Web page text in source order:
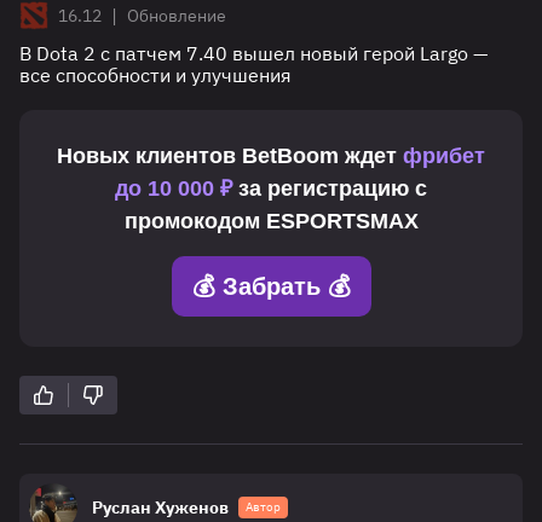
16.12 | Обновление
В Dota 2 с патчем 7.40 вышел новый герой Largo —
все способности и улучшения
Новых клиентов BetBoom ждет фрибет
до 10 000 ₽за регистрацию с
промокодом ESPORTSMAX
💰 Забрать 💰
Руслан Хуженов Автор